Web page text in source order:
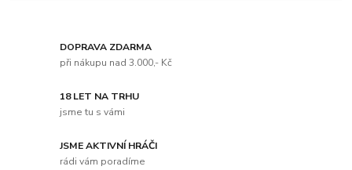
DOPRAVA ZDARMA
při nákupu nad 3.000,- Kč
18 LET NA TRHU
jsme tu s vámi
JSME AKTIVNÍ HRÁČI
rádi vám poradíme